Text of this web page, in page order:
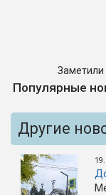
Заметили
Популярные
Другие